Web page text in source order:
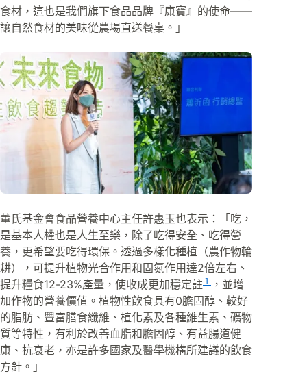
食材，這也是我們旗下食品品牌『康寶』的使命——
讓自然食材的美味從農場直送餐桌。」
董氏基金會食品營養中心主任許惠玉也表示：「吃，
是基本人權也是人生至樂，除了吃得安全、吃得營
養，更希望要吃得環保。透過多樣化種植（農作物輪
耕），可提升植物光合作用和固氮作用達2倍左右、
提升糧食12-23%產量，使收成更加穩定註 １
，並增
加作物的營養價值。植物性飲食具有0膽固醇、較好
的脂肪、豐富膳食纖維、植化素及各種維生素、礦物
質等特性，有利於改善血脂和膽固醇、有益腸道健
康、抗衰老，亦是許多國家及醫學機構所建議的飲食
方針。」